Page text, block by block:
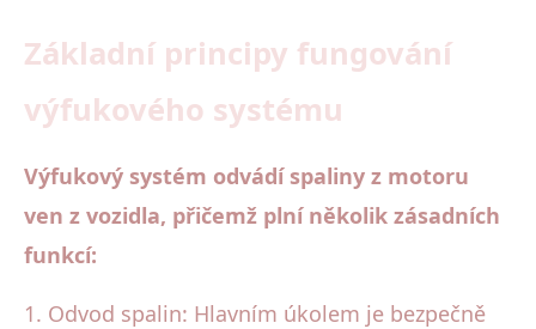
Základní principy fungování
výfukového systému
Výfukový systém odvádí spaliny z motoru
ven z vozidla, přičemž plní několik zásadních
funkcí:
1. Odvod spalin: Hlavním úkolem je bezpečně